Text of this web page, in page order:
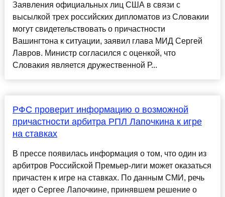
Заявления официальных лиц США в связи с
высылкой трех российских дипломатов из Словакии
могут свидетельствовать о причастности
Вашингтона к ситуации, заявил глава МИД Сергей
Лавров. Министр согласился с оценкой, что
Словакия является дружественной Р...
РФС проверит информацию о возможной
причастности арбитра РПЛ Лапочкина к игре
на ставках
В прессе появилась информация о том, что один из
арбитров Российской Премьер-лиги может оказаться
причастен к игре на ставках. По данным СМИ, речь
идет о Сергее Лапочкине, принявшем решение о